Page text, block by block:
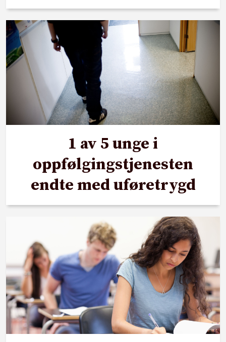
1 av 5 unge i
oppfølgingstjenesten
endte med uføretrygd